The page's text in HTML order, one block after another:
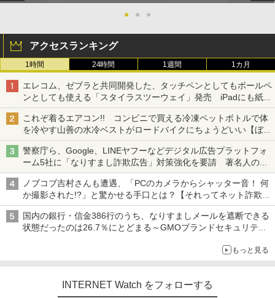
● ● ●
アクセスランキング
1時間 24時間 1週間 1カ月
エレコム、ゼブラと共同開発した、タッチペンとしてもボールペ
ンとしても使える「スタイラスツーウェイ」発売 iPadにも紙に
も、持ち替えずに書き込める
これぞ着るエアコン!! コンビニで買える冷凍ペットボトルで体
を冷やす山善の水冷ベストがロードバイクにちょうどいい【ぼっ
ち・ざ・ろーど！その14】【空いた時間でなにしてる？】
警察庁ら、Google、LINEヤフーなどデジタル広告プラットフォ
ーム5社に「なりすまし詐欺広告」対策強化を要請 著名人の写
真や映像を使った投資詐欺などへの対策として
ノブコブ吉村さんも遭遇、「PCのカメラからシャッター音！ 何
か撮影された!?」と驚かせる手口とは？【それってネット詐欺で
すよ！】
国内の銀行・信金386行のうち、なりすましメールを遮断できる
状態だったのは26.7％にとどまる～GMOブランドセキュリティ
もっと見る
INTERNET Watch をフォローする